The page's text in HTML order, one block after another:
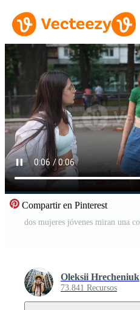
Compartir en Pinterest
Oleksii Hrecheniuk
73.841 Recursos